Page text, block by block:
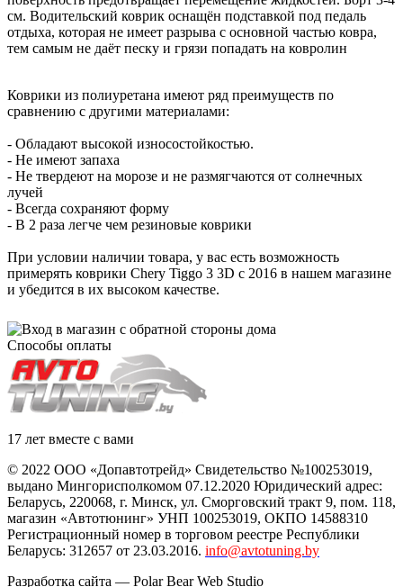
см. Водительский коврик оснащён подставкой под педаль
отдыха, которая не имеет разрыва с основной частью ковра,
тем самым не даёт песку и грязи попадать на ковролин
Коврики из полиуретана имеют ряд преимуществ по
сравнению с другими материалами:
- Обладают высокой износостойкостью.
- Не имеют запаха
- Не твердеют на морозе и не размягчаются от солнечных
лучей
- Всегда сохраняют форму
- В 2 раза легче чем резиновые коврики
При условии наличии товара, у вас есть возможность
примерять коврики Chery Tiggo 3 3D с 2016 в нашем магазине
и убедится в их высоком качестве.
Способы оплаты
17 лет вместе с вами
© 2022 ООО «Допавтотрейд» Свидетельство №100253019,
выдано Мингорисполкомом 07.12.2020 Юридический адрес:
Беларусь, 220068, г. Минск, ул. Сморговский тракт 9, пом. 118,
магазин «Автотюнинг» УНП 100253019, ОКПО 14588310
Регистрационный номер в торговом реестре Республики
Беларусь: 312657 от 23.03.2016. info@avtotuning.by
Разработка сайта — Polar Bear Web Studio